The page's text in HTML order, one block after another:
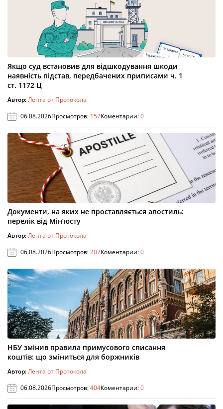
Якщо суд встановив для відшкодування шкоди
наявність підстав, передбачених приписами ч. 1
ст. 1172 Ц
Автор:Лента от Протокола
06.08.2026Просмотров: 157Коментарии:0
Документи, на яких не проставляється апостиль:
перелік від Мін’юсту
Автор:Лента от Протокола
06.08.2026Просмотров:207Коментарии:0
НБУ змінив правила примусового списання
коштів: що зміниться для боржників
Автор:Лента от Протокола
06.08.2026Просмотров:404Коментарии:0